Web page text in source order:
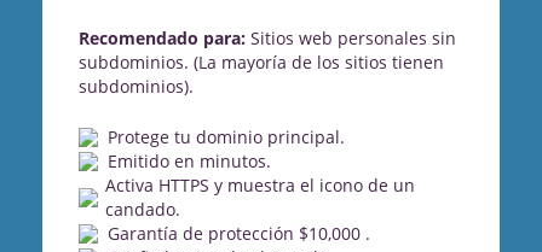
Recomendado para: Sitios web personales sin
subdominios. (La mayoría de los sitios tienen
subdominios).
Protege tu dominio principal.
Emitido en minutos.
Activa HTTPS y muestra el icono de un
candado.
Garantía de protección $10,000 .